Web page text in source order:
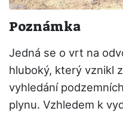
Poznámka
Jedná se o vrt na
hluboký, který vznikl
vyhledání
plynu. Vzhledem k